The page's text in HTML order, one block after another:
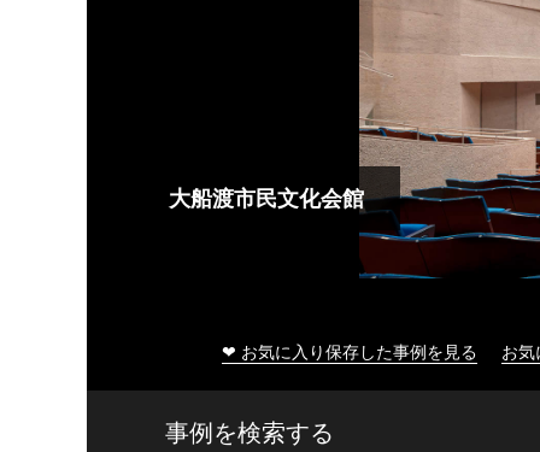
大船渡市民文化会館
❤ お気に入り保存した事例を見る お
事例を検索する